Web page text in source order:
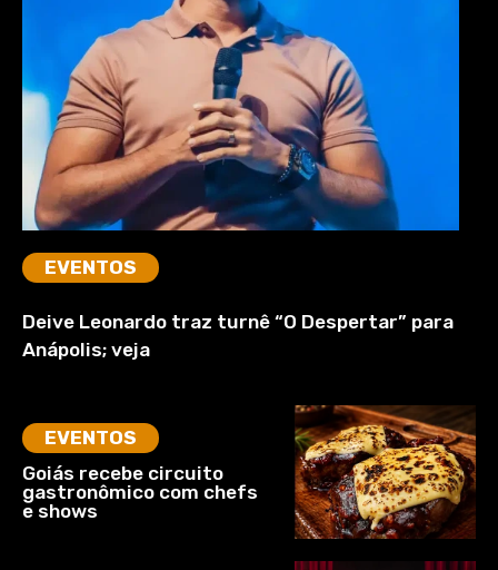
EVENTOS
Deive Leonardo traz turnê “O Despertar” para
Anápolis; veja
EVENTOS
Goiás recebe circuito
gastronômico com chefs
e shows